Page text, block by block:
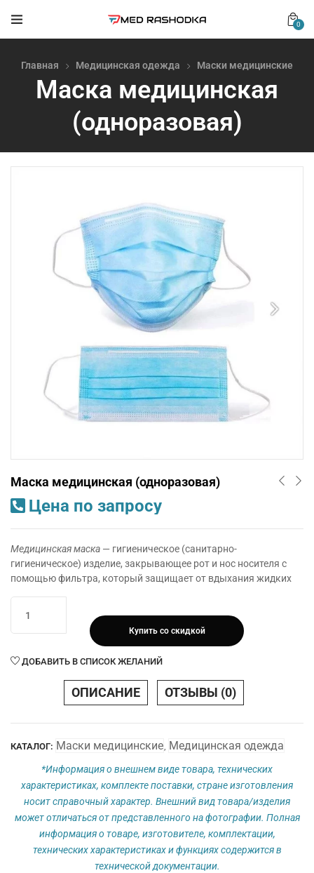
0
Главная Медицинская одежда Маски медицинские
Маска медицинская
(одноразовая)
Маска медицинская (одноразовая)
Цена по запросу
Медицинская маска — гигиеническое (санитарно-
гигиеническое) изделие, закрывающее рот и нос носителя c
помощью фильтра, который защищает от вдыхания жидких
товара
Маска
(одноразовая)
Купить со скидкой
ДОБАВИТЬ В СПИСОК ЖЕЛАНИЙ
ОПИСАНИЕ ОТЗЫВЫ (0)
КАТАЛОГ: Маски медицинские, Медицинская одежда
*Информация о внешнем виде товара, технических
характеристиках, комплекте поставки, стране изготовления
носит справочный характер. Внешний вид товара/изделия
может отличаться от представленного на фотографии. Полная
информация о товаре, изготовителе, комплектации,
технических характеристиках и функциях содержится в
технической документации.